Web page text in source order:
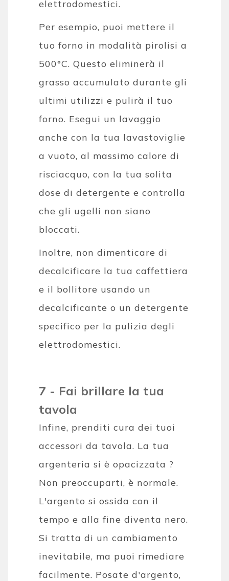
elettrodomestici.
Per esempio, puoi mettere il
tuo forno in modalità pirolisi a
500°C. Questo eliminerà il
grasso accumulato durante gli
ultimi utilizzi e pulirà il tuo
forno. Esegui un lavaggio
anche con la tua lavastoviglie
a vuoto, al massimo calore di
risciacquo, con la tua solita
dose di detergente e controlla
che gli ugelli non siano
bloccati.
Inoltre, non dimenticare di
decalcificare la tua caffettiera
e il bollitore usando un
decalcificante o un detergente
specifico per la pulizia degli
elettrodomestici.
7 - Fai brillare la tua
tavola
Infine, prenditi cura dei tuoi
accessori da tavola. La tua
argenteria si è opacizzata ?
Non preoccuparti, è normale.
L'argento si ossida con il
tempo e alla fine diventa nero.
Si tratta di un cambiamento
inevitabile, ma puoi rimediare
facilmente. Posate d'argento,